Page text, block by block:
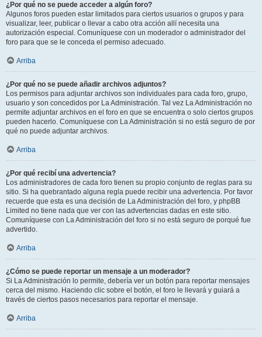
¿Por qué no se puede acceder a algún foro?
Algunos foros pueden estar limitados para ciertos usuarios o grupos y para
visualizar, leer, publicar o llevar a cabo otra acción allí necesita una
autorización especial. Comuníquese con un moderador o administrador del
foro para que se le conceda el permiso adecuado.
Arriba
¿Por qué no se puede añadir archivos adjuntos?
Los permisos para adjuntar archivos son individuales para cada foro, grupo,
usuario y son concedidos por La Administración. Tal vez La Administración no
permite adjuntar archivos en el foro en que se encuentra o solo ciertos grupos
pueden hacerlo. Comuníquese con La Administración si no está seguro de por
qué no puede adjuntar archivos.
Arriba
¿Por qué recibí una advertencia?
Los administradores de cada foro tienen su propio conjunto de reglas para su
sitio. Si ha quebrantado alguna regla puede recibir una advertencia. Por favor
recuerde que esta es una decisión de La Administración del foro, y phpBB
Limited no tiene nada que ver con las advertencias dadas en este sitio.
Comuníquese con La Administración del foro si no está seguro de porqué fue
advertido.
Arriba
¿Cómo se puede reportar un mensaje a un moderador?
Si La Administración lo permite, debería ver un botón para reportar mensajes
cerca del mismo. Haciendo clic sobre el botón, el foro le llevará y guiará a
través de ciertos pasos necesarios para reportar el mensaje.
Arriba